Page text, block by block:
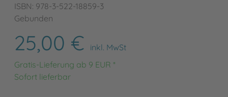
ISBN: 978-3-522-18859-3
Gebunden
25,00 €
inkl. MwSt
Gratis-Lieferung ab 9 EUR *
Sofort lieferbar